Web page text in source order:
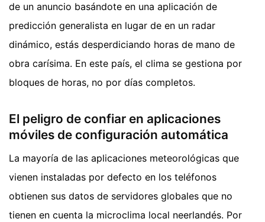
de un anuncio basándote en una aplicación de
predicción generalista en lugar de en un radar
dinámico, estás desperdiciando horas de mano de
obra carísima. En este país, el clima se gestiona por
bloques de horas, no por días completos.
El peligro de confiar en aplicaciones
móviles de configuración automática
La mayoría de las aplicaciones meteorológicas que
vienen instaladas por defecto en los teléfonos
obtienen sus datos de servidores globales que no
tienen en cuenta la microclima local neerlandés. Por